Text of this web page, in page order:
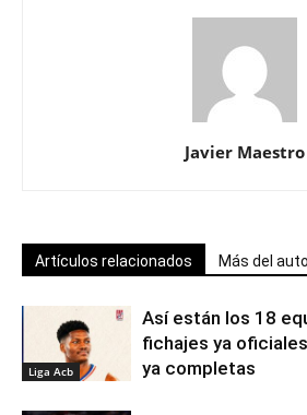
Javier Maestro
Artículos relacionados Más del
Liga Acb
Así están los 18
fichajes ya
ya completas